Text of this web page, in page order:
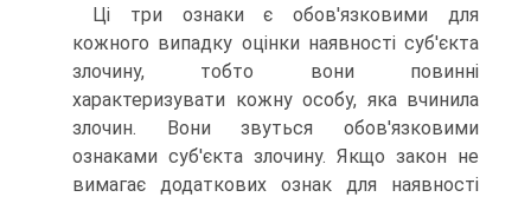
Ці три ознаки є обов'язковими для
кожного випадку оцінки наявності суб'єкта
злочину, тобто вони повинні
характеризувати кожну особу, яка вчинила
злочин. Вони звуться обов'язковими
ознаками суб'єкта злочину. Якщо закон не
вимагає додаткових ознак для наявності